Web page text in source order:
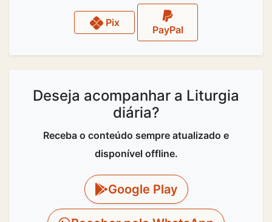
Pix
PayPal
Deseja acompanhar a Liturgia
diária?
Receba o conteúdo sempre atualizado e
disponível offline.
Google Play